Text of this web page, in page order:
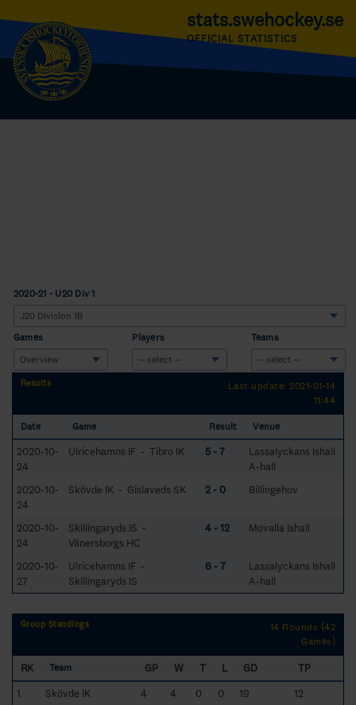
stats.swehockey.se
OFFICIAL STATISTICS
2020-21 - U20 Div 1
Games Players Teams
Results
Last update: 2021-01-14
11:44
Date Game Result Venue
2020-10-
24
Ulricehamns IF - Tibro IK 5 - 7
Lassalyckans Ishall
A-hall
2020-10-
24
Skövde IK - Gislaveds SK 2 - 0 Billingehov
2020-10-
24
Skillingaryds IS -
Vänersborgs HC
4 - 12 Movalla Ishall
2020-10-
27
Ulricehamns IF -
Skillingaryds IS
6 - 7
Lassalyckans Ishall
A-hall
Group Standings
14 Rounds (42
Games)
RK Team GP W T L GD
TP
1
Skövde IK 4 4 0 0 19
12